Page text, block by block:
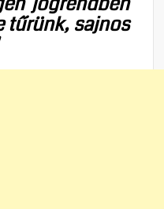
tűrünk, sajnos